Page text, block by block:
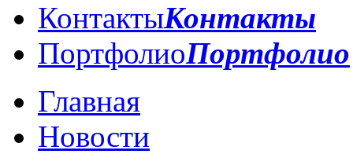
КонтактыКонтакты
ПортфолиоПортфолио
Главная
Новости